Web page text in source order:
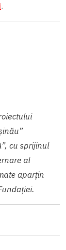
.
cu sprijinul
al
aparţin